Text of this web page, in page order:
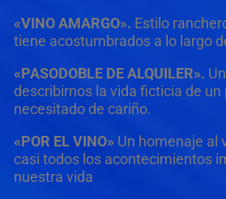
«VINO AMARGO». Estilo
tiene acostumbrados a lo largo
«PASODOBLE DE ALQUILER».
describirnos la vida ficticia de un
necesitado de cariño.
«POR EL VINO» Un homenaje al
casi todos los acontecimientos
nuestra vida